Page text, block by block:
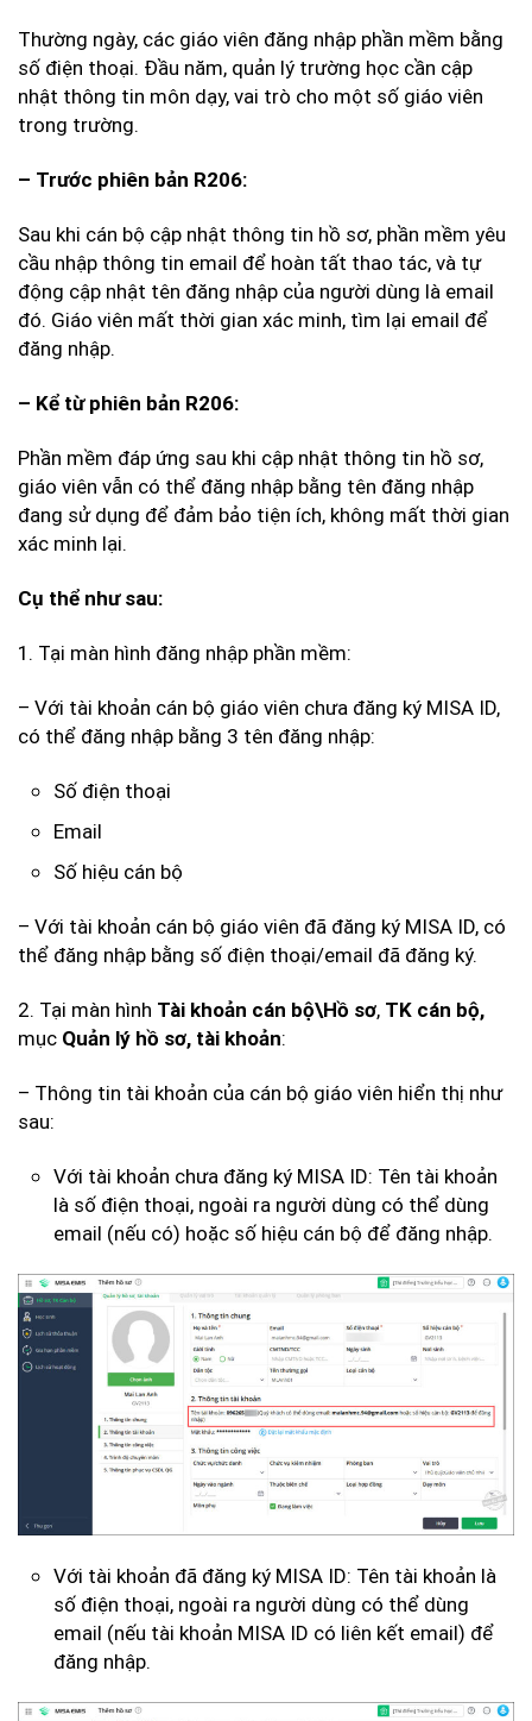
Thường ngày, các giáo viên đăng nhập phần mềm bằng
số điện thoại. Đầu năm, quản lý trường học cần cập
nhật thông tin môn dạy, vai trò cho một số giáo viên
trong trường.
– Trước phiên bản R206:
Sau khi cán bộ cập nhật thông tin hồ sơ, phần mềm yêu
cầu nhập thông tin email để hoàn tất thao tác, và tự
động cập nhật tên đăng nhập của người dùng là email
đó. Giáo viên mất thời gian xác minh, tìm lại email để
đăng nhập.
– Kể từ phiên bản R206:
Phần mềm đáp ứng sau khi cập nhật thông tin hồ sơ,
giáo viên vẫn có thể đăng nhập bằng tên đăng nhập
đang sử dụng để đảm bảo tiện ích, không mất thời gian
xác minh lại.
Cụ thể như sau:
1. Tại màn hình đăng nhập phần mềm:
– Với tài khoản cán bộ giáo viên chưa đăng ký MISA ID,
có thể đăng nhập bằng 3 tên đăng nhập:
Số điện thoại
Email
Số hiệu cán bộ
– Với tài khoản cán bộ giáo viên đã đăng ký MISA ID, có
thể đăng nhập bằng số điện thoại/email đã đăng ký.
2. Tại màn hình Tài khoản cán bộ\Hồ sơ, TK cán bộ,
mục Quản lý hồ sơ, tài khoản:
– Thông tin tài khoản của cán bộ giáo viên hiển thị như
sau:
Với tài khoản chưa đăng ký MISA ID: Tên tài khoản
là số điện thoại, ngoài ra người dùng có thể dùng
email (nếu có) hoặc số hiệu cán bộ để đăng nhập.
Với tài khoản đã đăng ký MISA ID: Tên tài khoản là
số điện thoại, ngoài ra người dùng có thể dùng
email (nếu tài khoản MISA ID có liên kết email) để
đăng nhập.